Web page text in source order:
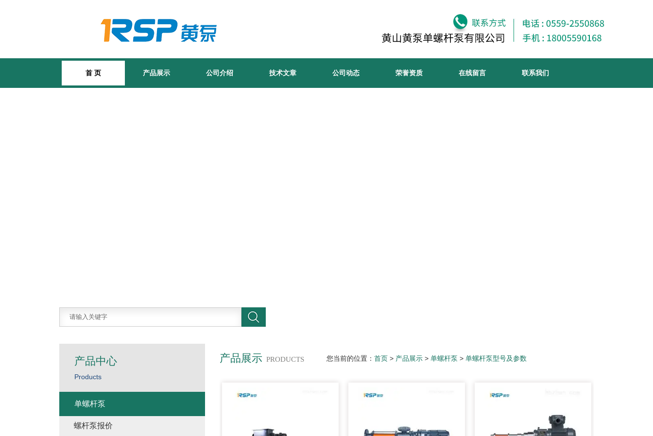
首 页 产品展示 公司介绍 技术文章 公司动态 荣誉资质 在线留言 联系我们
产品展示 PRODUCTS 您当前的位置： 首页 > 产品展示 > 单螺杆泵 > 单螺杆泵型号及参数
产品中心
Products
单螺杆泵
螺杆泵报价